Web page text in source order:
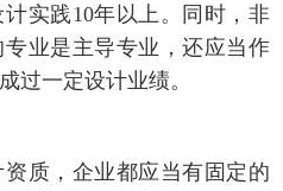
实践10年以上。同时，非
业是主导专业，还应当作
过一定设计业绩。
质，企业都应当有固定的